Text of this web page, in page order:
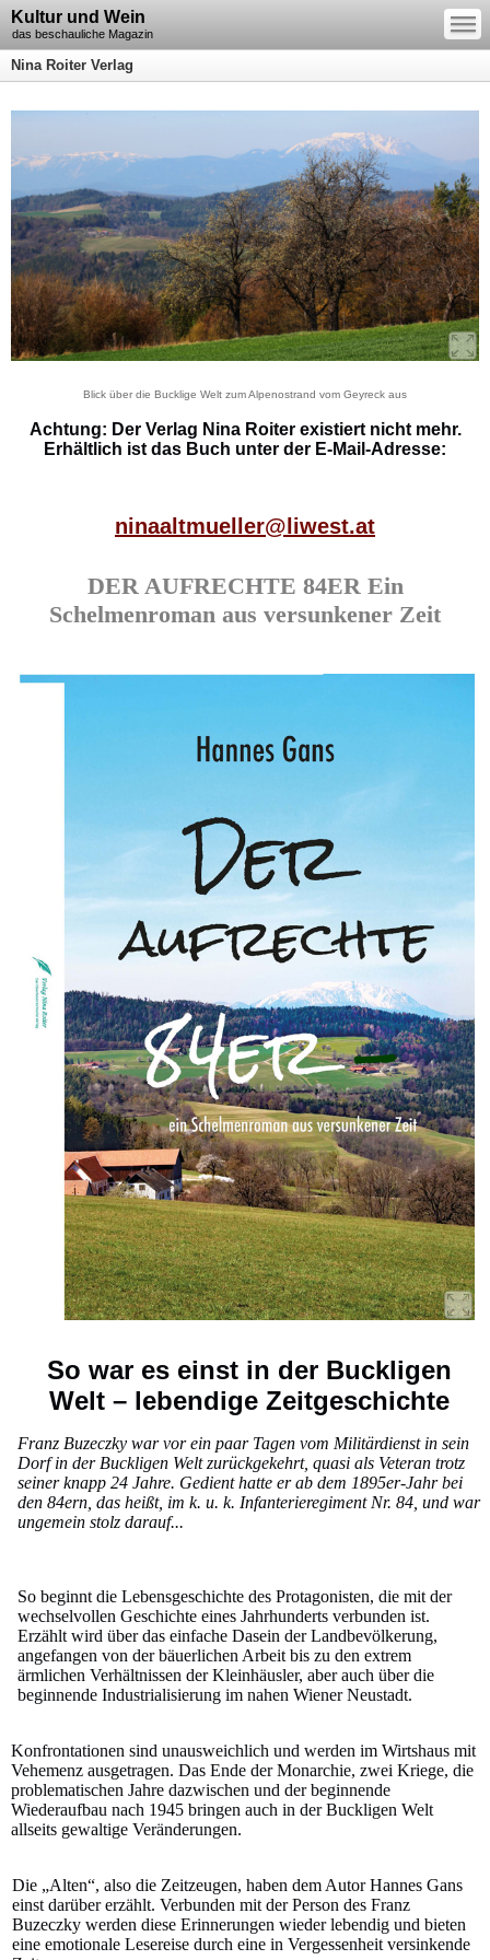
Kultur und Wein
das beschauliche Magazin
—
—
—
Nina Roiter Verlag
Blick über die Bucklige Welt zum Alpenostrand vom Geyreck aus
Achtung: Der Verlag Nina Roiter existiert nicht mehr.
Erhältlich ist das Buch unter der E-Mail-Adresse:
ninaaltmueller@liwest.at
DER AUFRECHTE 84ER Ein
Schelmenroman aus versunkener Zeit
So war es einst in der Buckligen
Welt – lebendige Zeitgeschichte
Franz Buzeczky war vor ein paar Tagen vom Militärdienst in sein
Dorf in der Buckligen Welt zurückgekehrt, quasi als Veteran trotz
seiner knapp 24 Jahre. Gedient hatte er ab dem 1895er-Jahr bei
den 84ern, das heißt, im k. u. k. Infanterieregiment Nr. 84, und war
ungemein stolz darauf...
So beginnt die Lebensgeschichte des Protagonisten, die mit der
wechselvollen Geschichte eines Jahrhunderts verbunden ist.
Erzählt wird über das einfache Dasein der Landbevölkerung,
angefangen von der bäuerlichen Arbeit bis zu den extrem
ärmlichen Verhältnissen der Kleinhäusler, aber auch über die
beginnende Industrialisierung im nahen Wiener Neustadt.
Konfrontationen sind unausweichlich und werden im Wirtshaus mit
Vehemenz ausgetragen. Das Ende der Monarchie, zwei Kriege, die
problematischen Jahre dazwischen und der beginnende
Wiederaufbau nach 1945 bringen auch in der Buckligen Welt
allseits gewaltige Veränderungen.
Die „Alten“, also die Zeitzeugen, haben dem Autor Hannes Gans
einst darüber erzählt. Verbunden mit der Person des Franz
Buzeczky werden diese Erinnerungen wieder lebendig und bieten
eine emotionale Lesereise durch eine in Vergessenheit versinkende